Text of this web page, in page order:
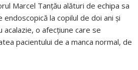
Marcel Tanțău alături de echipa sa
la copilul de doi ani și
o afecțiune care se
pacientului de a manca normal, de